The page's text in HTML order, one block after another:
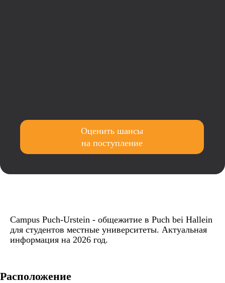
Оценить шансы
на поступление
Campus Puch-Urstein - общежитие в Puch bei Hallein
для студентов местные университеты. Актуальная
информация на 2026 год.
Расположение